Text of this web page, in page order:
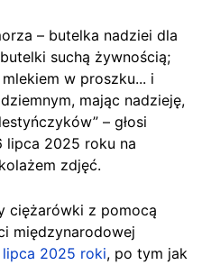
– butelka nadziei dla
suchą żywnością;
w proszku... i
mając nadzieję,
– głosi
lipca 2025 roku na
zdjęć.
ciężarówki z pomocą
międzynarodowej
lipca 2025 roki, po tym jak